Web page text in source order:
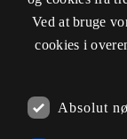
Åbningstider
Ved at bruge
cookies i
Absolut